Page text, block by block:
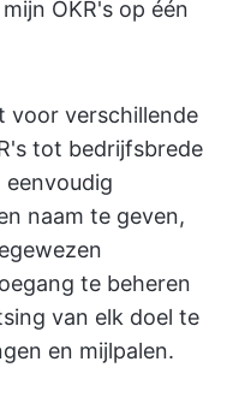
OKR's op één
voor verschillende
tot bedrijfsbrede
eenvoudig
naam te geven,
te beheren
van elk doel te
en mijlpalen.